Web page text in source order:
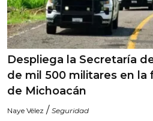
Despliega la Secretaría
de mil 500 militares en la
de Michoacán
Naye Vélez / Seguridad